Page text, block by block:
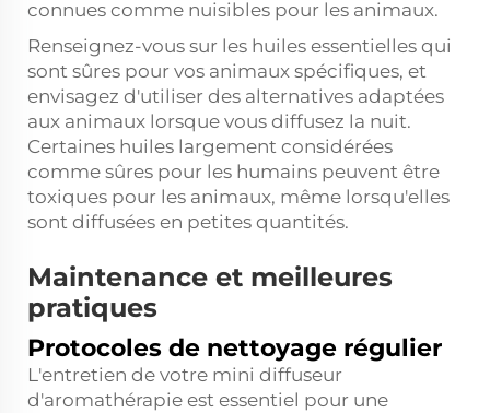
connues comme nuisibles pour les animaux.
Renseignez-vous sur les huiles essentielles qui
sont sûres pour vos animaux spécifiques, et
envisagez d'utiliser des alternatives adaptées
aux animaux lorsque vous diffusez la nuit.
Certaines huiles largement considérées
comme sûres pour les humains peuvent être
toxiques pour les animaux, même lorsqu'elles
sont diffusées en petites quantités.
Maintenance et meilleures
pratiques
Protocoles de nettoyage régulier
L'entretien de votre mini diffuseur
d'aromathérapie est essentiel pour une